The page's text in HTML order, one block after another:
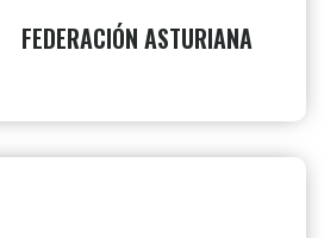
FEDERACIÓN ASTURIANA